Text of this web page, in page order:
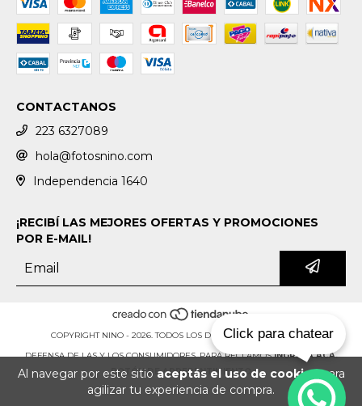
Al navegar por este sitio aceptás el uso de cookiespara
agilizar tu experiencia de compra.
CONTACTANOS
223 6327089
hola@fotosnino.com
Independencia 1640
¡RECIBÍ LAS MEJORES OFERTAS Y PROMOCIONES
POR E-MAIL!
COPYRIGHT NINO - 2026. TODOS LOS DERECHOS RESERVADOS.
DEFENSA DE LAS Y LOS CONSUMIDORES. PARA RECLAMOS INGRESÁ ACÁ.
BOTÓN DE ARREPENTIMIENTO
Click para chatear